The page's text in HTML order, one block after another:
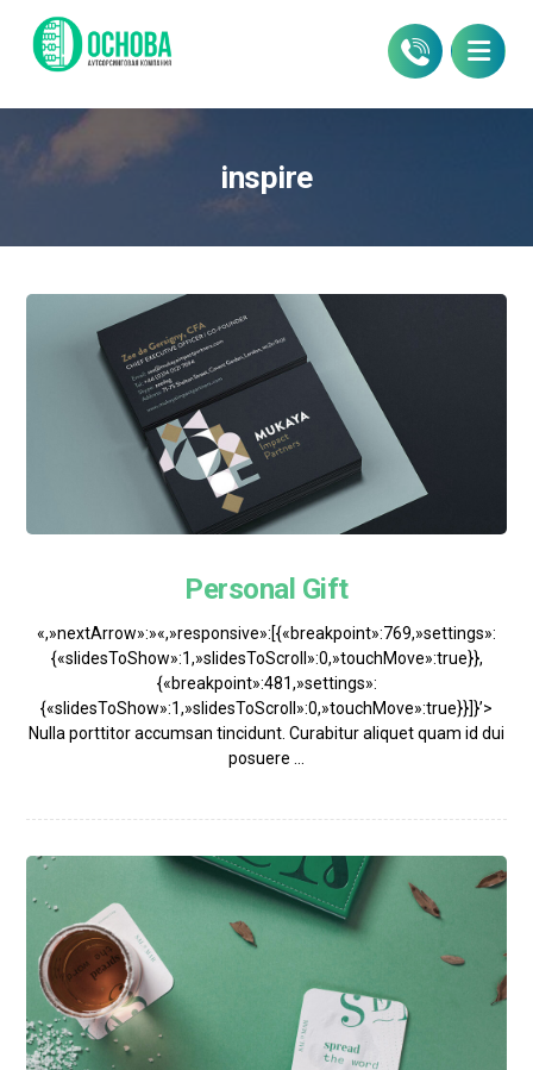
inspire
Personal Gift
«,»nextArrow»:»«,»responsive»:[{«breakpoint»:769,»settings»:
{«slidesToShow»:1,»slidesToScroll»:0,»touchMove»:true}},
{«breakpoint»:481,»settings»:
{«slidesToShow»:1,»slidesToScroll»:0,»touchMove»:true}}]}’>
Nulla porttitor accumsan tincidunt. Curabitur aliquet quam id dui
posuere ...